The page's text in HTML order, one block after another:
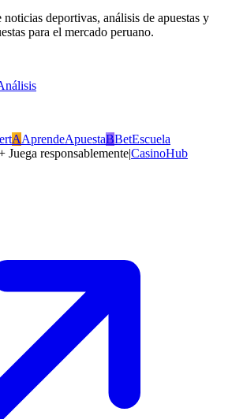
deportivas, análisis de apuestas y
para el mercado peruano.
AAprendeApuestaBBetEscuela
Juega responsablemente|CasinoHub